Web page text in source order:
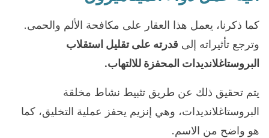
كما ذكرنا، يعمل هذا العقار على مكافحة الألم والحمى.
وترجع تأثيراته إلى قدرته على تقليل استقلاب
البروستاغلانديدات المحفزة للالتهاب.
يتم تحقيق ذلك عن طريق تثبيط نشاط مخلقة
البروستاغلانديدات، وهي إنزيم يحفز عملية التخليق، كما
هو واضح من الاسم.